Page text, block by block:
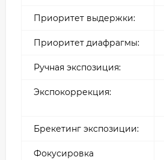
Приоритет выдержки:
Приоритет диафрагмы:
Ручная экспозиция:
Экспокоррекция:
Брекетинг экспозиции:
Фокусировка